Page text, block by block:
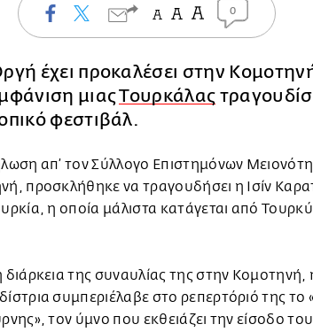
0
έχει προκαλέσει στην
μιαςΤουρκάλας
φεστιβάλ.
απ’ τον Σύλλογο Επιστημόνων
προσκλήθηκε να τραγουδήσει η Ισίν
η οποία μάλιστα κατάγεται από
διάρκεια της συναυλίας της στην Κομοτηνή,
συμπεριέλαβε στο ρεπερτόριό της το
τον ύμνο που εκθειάζει την είσοδο